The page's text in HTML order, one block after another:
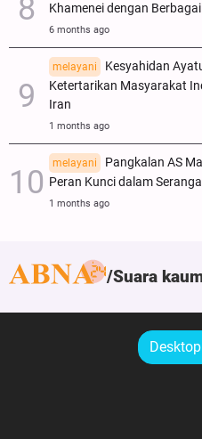
Khamenei dengan
6 months ago
melayani
Kesyahidan
Ketertarikan Masyarakat
Iran
1 months ago
melayani
Pangkalan AS
Peran Kunci dalam
1 months ago
Suara